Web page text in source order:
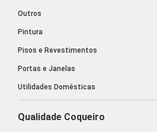
Outros
Pintura
Pisos e Revestimentos
Portas e Janelas
Utilidades Domésticas
Qualidade Coqueiro